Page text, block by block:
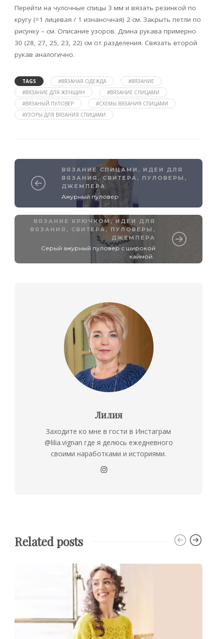
Перейти на чулочные спицы 3 мм и вязать резинкой по
кругу (=1 лицевая / 1 изнаночная) 2 см. Закрыть петли по
рисунку – см. Описание узоров. Длина рукава примерно
30 (28, 27, 25, 23, 22) см от разделения. Связать второй
рукав аналогично.
TAGS #ВЯЗАНАЯ ОДЕЖДА
#ВЯЗАНИЕ
#ВЯЗАНИЕ ДЛЯ ЖЕНЩИН
#ВЯЗАНИЕ СПИЦАМИ
#ВЯЗАНЫЙ ПУЛОВЕР
#СХЕМЫ ВЯЗАНИЯ СПИЦАМИ
#УЗОРЫ ДЛЯ ВЯЗАНИЯ СПИЦАМИ
ВЯЗАНИЕ СПИЦАМИ , ИДЕИ ДЛЯ
ВЯЗАНИЯ, СВИТЕРА, ПУЛОВЕРЫ,
ДЖЕМПЕРА
Ажурный пуловер
ВЯЗАНИЕ КРЮЧКОМ , ИДЕИ ДЛЯ
ВЯЗАНИЯ , СВИТЕРА, ПУЛОВЕРЫ,
ДЖЕМПЕРА
Серый ажурный пуловер с широкой
каймой.
Лилия
Заходите ко мне в гости в Инстаграм
@lilia.vignan где я делюсь ежедневного
своими наработками и историями.
Related posts